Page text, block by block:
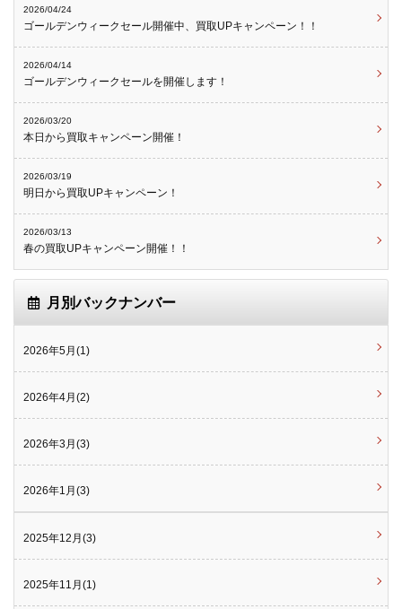
2026/04/24
ゴールデンウィークセール開催中、買取UPキャンペーン！！
2026/04/14
ゴールデンウィークセールを開催します！
2026/03/20
本日から買取キャンペーン開催！
2026/03/19
明日から買取UPキャンペーン！
2026/03/13
春の買取UPキャンペーン開催！！
月別バックナンバー
2026年5月(1)
2026年4月(2)
2026年3月(3)
2026年1月(3)
2025年12月(3)
2025年11月(1)